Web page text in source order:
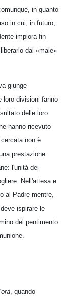
in quanto
in cui, in futuro,
implora fin
dal «male»
giunge
loro divisioni fanno
delle loro
hanno ricevuto
non è
prestazione
l'unità dei
Nell'attesa e
al Padre mentre,
ispirare le
del pentimento
, quando